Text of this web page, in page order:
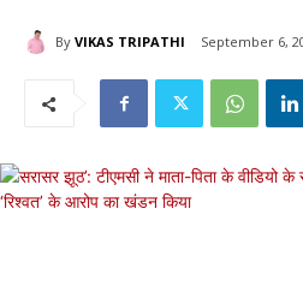
By VIKAS TRIPATHI September 6,